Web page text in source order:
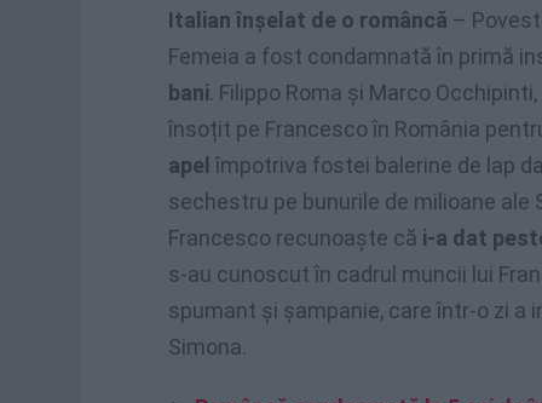
Italian înșelat de o româncă –
Femeia a fost condamnată în primă
bani. Filippo Roma și Marco
însoțit pe Francesco în România
apel împotriva fostei balerine de lap
sechestru pe bunurile de milioane ale
Francesco recunoaște că i-a dat
s-au cunoscut în cadrul muncii lui
spumant și șampanie, care într-o zi a
Simona.